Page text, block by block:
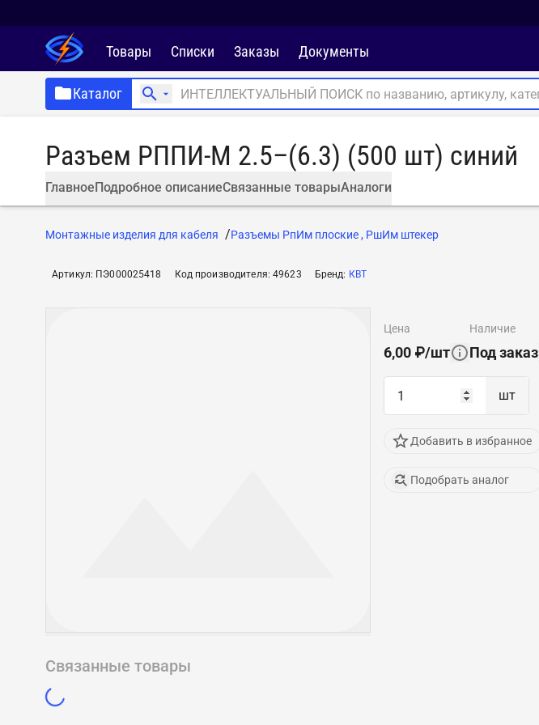
Товары Списки Заказы Документы
Каталог
Разъем РППИ-М 2.5–(6.3) (500 шт) синий
ГлавноеПодробное описаниеСвязанные товарыАналоги
Монтажные изделия для кабеля Разъемы РпИм плоские , РшИм штекер
Артикул: ПЭ000025418 Код производителя:49623 Бренд: КВТ
цена
6,00 ₽/шт
наличие
Под заказ
шт
Добавить в избранное
Подобрать аналог
Связанные товары